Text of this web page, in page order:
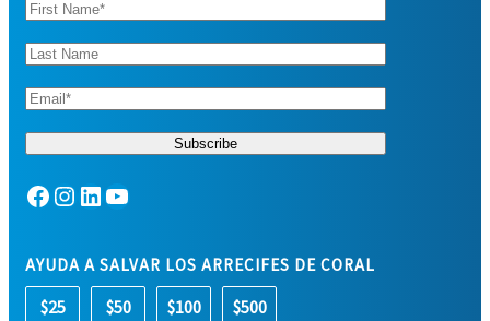
Facebook Instagram LinkedIn YouTube
AYUDA A SALVAR LOS ARRECIFES DE CORAL
$25 $50 $100 $500